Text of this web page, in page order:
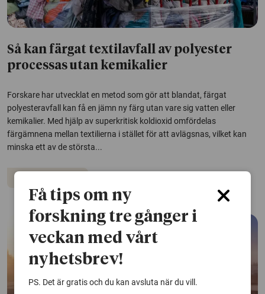
Så kan färgat textilavfall av polyester
processas utan kemikalier
Forskare har utvecklat en metod som gör att blandat, färgat
polyesteravfall kan få en jämn ny färg utan vare sig vatten eller
kemikalier. Med hjälp av superkritisk koldioxid omfördelas
färgämnena mellan textilierna i stället för att avlägsnas, vilket kan
minska ett av de största...
Hållbar utveckling
Få tips om ny
forskning tre gånger i
veckan med vårt
nyhetsbrev!
PS. Det är gratis och du kan avsluta när du vill.